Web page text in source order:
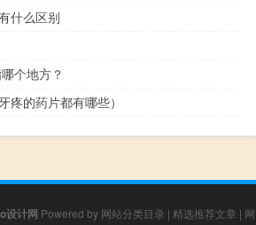
什么区别
个地方？
疼的药片都有哪些）
设计网 Powered by 网站分类目录 | 精选推荐文章 | 网